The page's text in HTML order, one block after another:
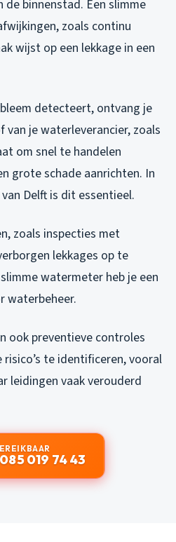
binnenstad. Een slimme
zoals continu
wijst op een lekkage in een
detecteert, ontvang je
van je waterleverancier, zoals
om snel te handelen
grote schade aanrichten. In
Delft is dit essentieel.
zoals inspecties met
lekkages op te
watermeter heb je een
waterbeheer.
ook preventieve controles
te identificeren, vooral
leidingen vaak verouderd
019 74 43